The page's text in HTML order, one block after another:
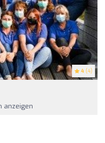
4 (4)
anzeigen